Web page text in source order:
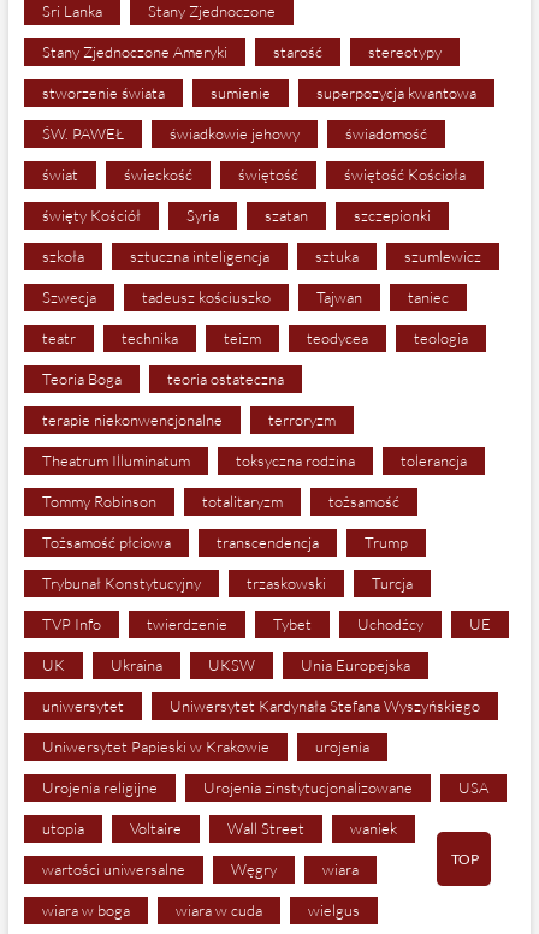
Sri Lanka Stany Zjednoczone
Stany Zjednoczone Ameryki starość stereotypy
stworzenie świata sumienie superpozycja kwantowa
ŚW. PAWEŁ świadkowie jehowy świadomość
świat świeckość świętość świętość Kościoła
święty Kościół Syria szatan szczepionki
szkoła sztuczna inteligencja sztuka szumlewicz
Szwecja tadeusz kościuszko Tajwan taniec
teatr technika teizm teodycea teologia
Teoria Boga teoria ostateczna
terapie niekonwencjonalne terroryzm
Theatrum Illuminatum toksyczna rodzina tolerancja
Tommy Robinson totalitaryzm tożsamość
Tożsamość płciowa transcendencja Trump
Trybunał Konstytucyjny trzaskowski Turcja
TVP Info twierdzenie Tybet Uchodźcy UE
UK Ukraina UKSW Unia Europejska
uniwersytet Uniwersytet Kardynała Stefana Wyszyńskiego
Uniwersytet Papieski w Krakowie urojenia
Urojenia religijne Urojenia zinstytucjonalizowane USA
utopia Voltaire Wall Street waniek
wartości uniwersalne Węgry wiara
wiara w boga wiara w cuda wielgus
TOP